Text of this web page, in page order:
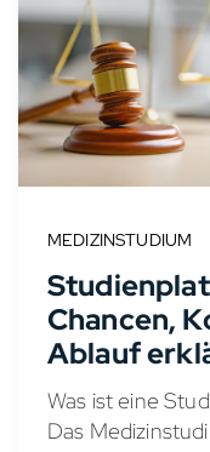
MEDIZINSTUDIUM
Chancen,
Ablauf
Was ist eine
Das